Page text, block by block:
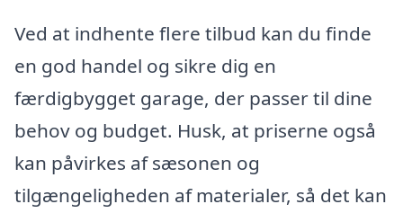
Ved at indhente flere tilbud kan du finde
en god handel og sikre dig en
færdigbygget garage, der passer til dine
behov og budget. Husk, at priserne også
kan påvirkes af sæsonen og
tilgængeligheden af materialer, så det kan